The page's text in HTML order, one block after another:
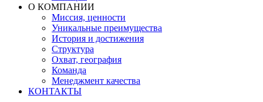
О КОМПАНИИ
Миссия, ценности
Уникальные преимущества
История и достижения
Структура
Охват, география
Команда
Менеджмент качества
КОНТАКТЫ